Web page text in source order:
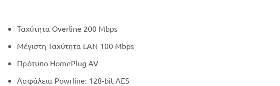
Ταχύτητα Overline 200 Mbps
Μέγιστη Ταχύτητα LAN 100 Mbps
Πρότυπο HomePlug AV
Aσφάλεια Powrline: 128-bit AES